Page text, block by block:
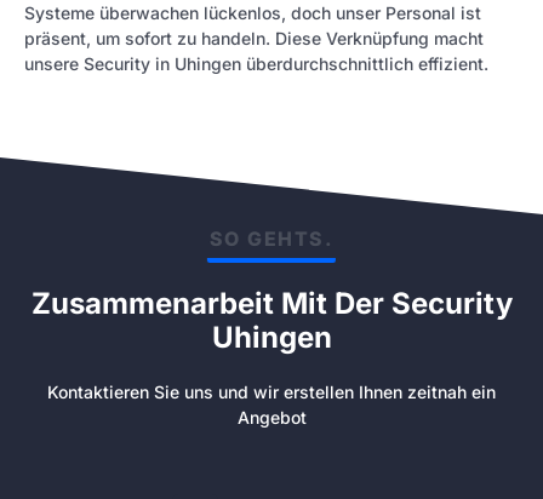
Systeme überwachen lückenlos, doch unser Personal ist
präsent, um sofort zu handeln. Diese Verknüpfung macht
unsere Security in Uhingen überdurchschnittlich effizient.
SO GEHTS.
Zusammenarbeit Mit Der Security
Uhingen
Kontaktieren Sie uns und wir erstellen Ihnen zeitnah ein
Angebot